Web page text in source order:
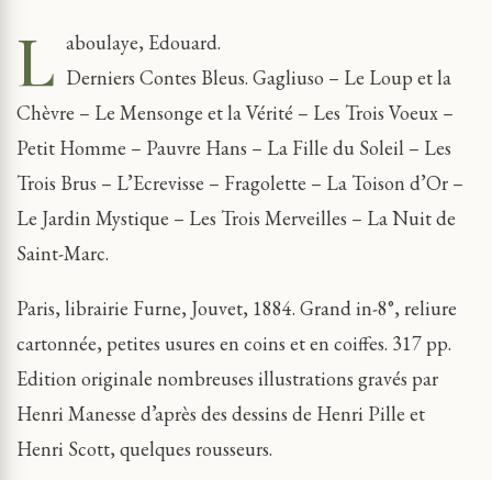
L aboulaye, Edouard.
Derniers Contes Bleus. Gagliuso – Le Loup et la
Chèvre – Le Mensonge et la Vérité – Les Trois Voeux –
Petit Homme – Pauvre Hans – La Fille du Soleil – Les
Trois Brus – L’Ecrevisse – Fragolette – La Toison d’Or –
Le Jardin Mystique – Les Trois Merveilles – La Nuit de
Saint-Marc.
Paris, librairie Furne, Jouvet, 1884. Grand in-8°, reliure
cartonnée, petites usures en coins et en coiffes. 317 pp.
Edition originale nombreuses illustrations gravés par
Henri Manesse d’après des dessins de Henri Pille et
Henri Scott, quelques rousseurs.